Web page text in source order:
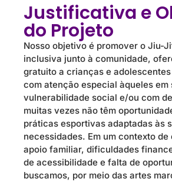
Justificativa e
do Projeto
Nosso objetivo é promover o Jiu-
inclusiva junto à comunidade,
gratuito a crianças e adolescentes
com atenção especial àqueles em
vulnerabilidade social e/ou com
muitas vezes não têm
práticas esportivas adaptadas às
necessidades. Em um contexto de
apoio familiar, dificuldades
de acessibilidade e falta de
buscamos, por meio das artes